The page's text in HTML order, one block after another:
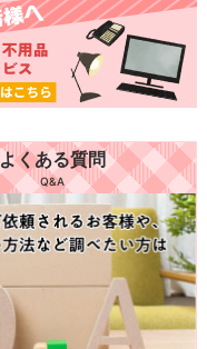
よくある質問
Q&A